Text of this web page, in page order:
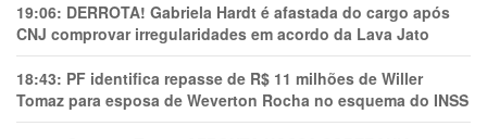
19:06: DERROTA! Gabriela Hardt é afastada do cargo após
CNJ comprovar irregularidades em acordo da Lava Jato
18:43: PF identifica repasse de R$ 11 milhões de Willer
Tomaz para esposa de Weverton Rocha no esquema do INSS